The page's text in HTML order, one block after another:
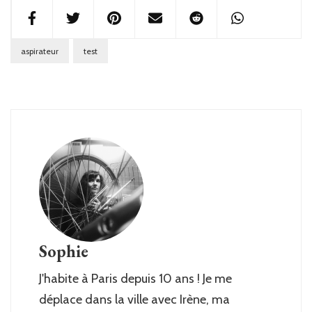
aspirateur test
Sophie
J'habite à Paris depuis 10 ans ! Je me
déplace dans la ville avec Irène, ma